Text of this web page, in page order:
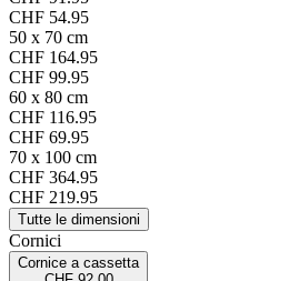
CHF 54.95
50 x 70 cm
CHF 164.95
CHF 99.95
60 x 80 cm
CHF 116.95
CHF 69.95
70 x 100 cm
CHF 364.95
CHF 219.95
Tutte le dimensioni
Cornici
Cornice a cassetta